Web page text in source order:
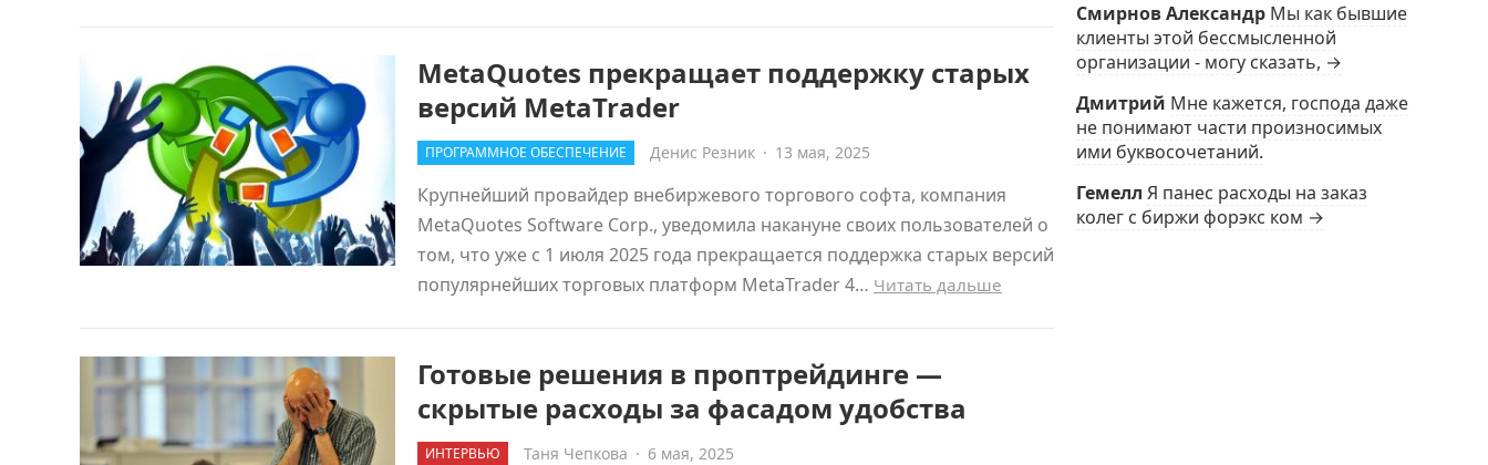
MetaQuotes прекращает поддержку старых
версий MetaTrader
ПРОГРАММНОЕ ОБЕСПЕЧЕНИЕ Денис Резник · 13 мая, 2025
Крупнейший провайдер внебиржевого торгового софта, компания
MetaQuotes Software Corp., уведомила накануне своих пользователей о
том, что уже с 1 июля 2025 года прекращается поддержка старых версий
популярнейших торговых платформ MetaTrader 4… Читать дальше
Готовые решения в проптрейдинге —
скрытые расходы за фасадом удобства
ИНТЕРВЬЮ Таня Чепкова · 6 мая, 2025
Смирнов Александр Мы как бывшие
клиенты этой бессмысленной
организации - могу сказать, →
Дмитрий Мне кажется, господа даже
не понимают части произносимых
ими буквосочетаний.
Гемелл Я панес расходы на заказ
колег с биржи форэкс ком →